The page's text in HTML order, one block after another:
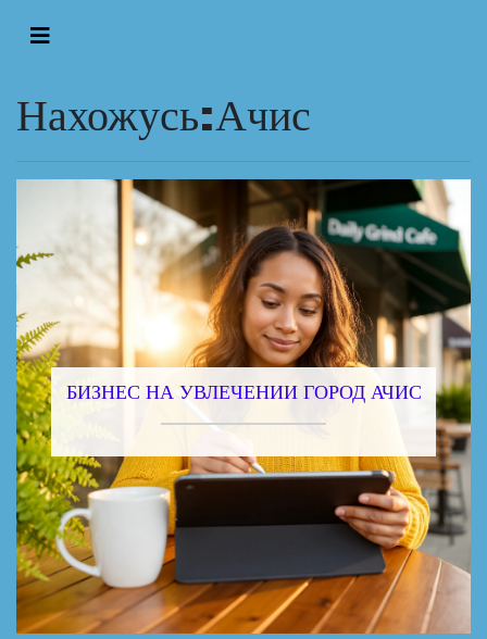
Нахожусь:Ачис
БИЗНЕС НА УВЛЕЧЕНИИ ГОРОД АЧИС